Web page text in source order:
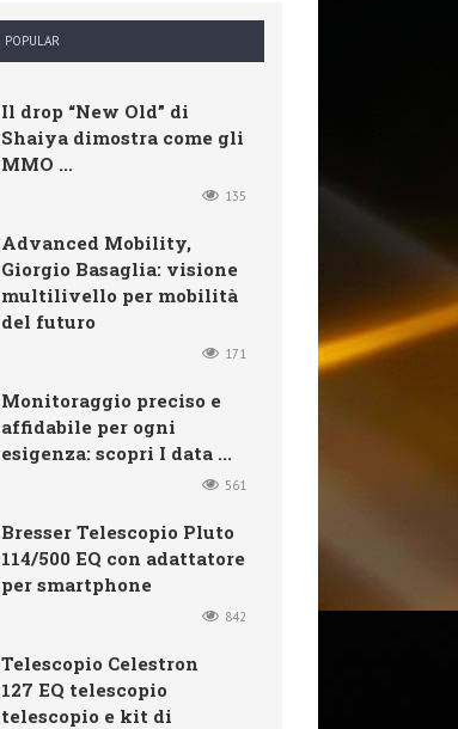
POPULAR
Il drop “New Old” di
Shaiya dimostra come gli
MMO ...
135
Advanced Mobility,
Giorgio Basaglia: visione
multilivello per mobilità
del futuro
171
Monitoraggio preciso e
affidabile per ogni
esigenza: scopri I data ...
561
Bresser Telescopio Pluto
114/500 EQ con adattatore
per smartphone
842
Telescopio Celestron
127 EQ telescopio
telescopio e kit di